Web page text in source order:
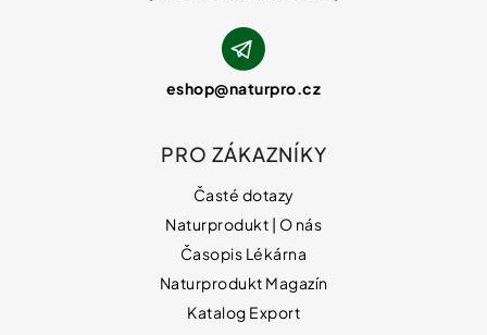
eshop@naturpro.cz
PRO ZÁKAZNÍKY
Časté dotazy
Naturprodukt | O nás
Časopis Lékárna
Naturprodukt Magazín
Katalog Export